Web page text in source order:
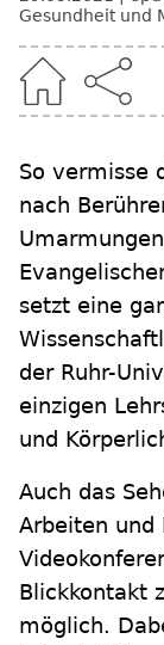
Gesundheit und
So vermisse
nach
setzt eine
der Ruhr-
einzigen
und
Auch das
Arbeiten und
Blickkontakt
möglich.